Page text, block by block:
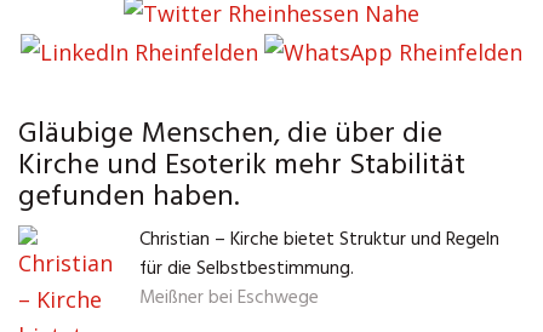
Gläubige Menschen, die über die
Kirche und Esoterik mehr Stabilität
gefunden haben.
Christian – Kirche bietet Struktur und Regeln
für die Selbstbestimmung.
Meißner bei Eschwege